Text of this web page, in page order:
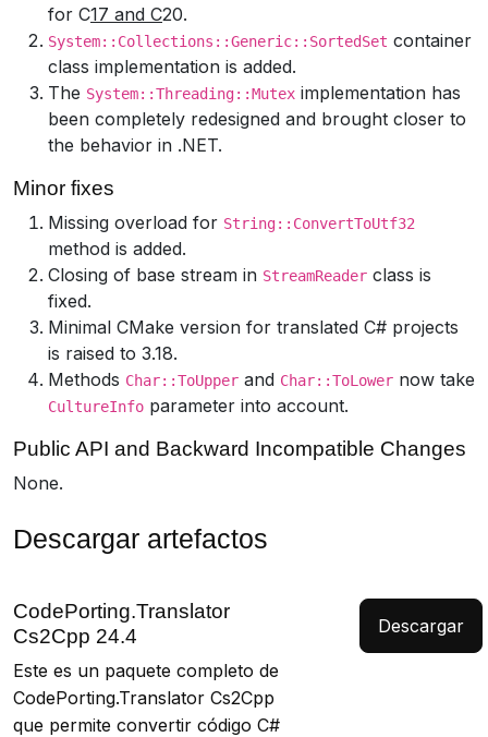
for C17 and C20.
System::Collections::Generic::SortedSet container
class implementation is added.
The System::Threading::Mutex implementation has
been completely redesigned and brought closer to
the behavior in .NET.
Minor fixes
Missing overload for String::ConvertToUtf32
method is added.
Closing of base stream in StreamReader class is
fixed.
Minimal CMake version for translated C# projects
is raised to 3.18.
Methods Char::ToUpper and Char::ToLower now take
CultureInfo parameter into account.
Public API and Backward Incompatible Changes
None.
Descargar artefactos
CodePorting.Translator
Cs2Cpp 24.4
Este es un paquete completo de
CodePorting.Translator Cs2Cpp
que permite convertir código C#
Descargar